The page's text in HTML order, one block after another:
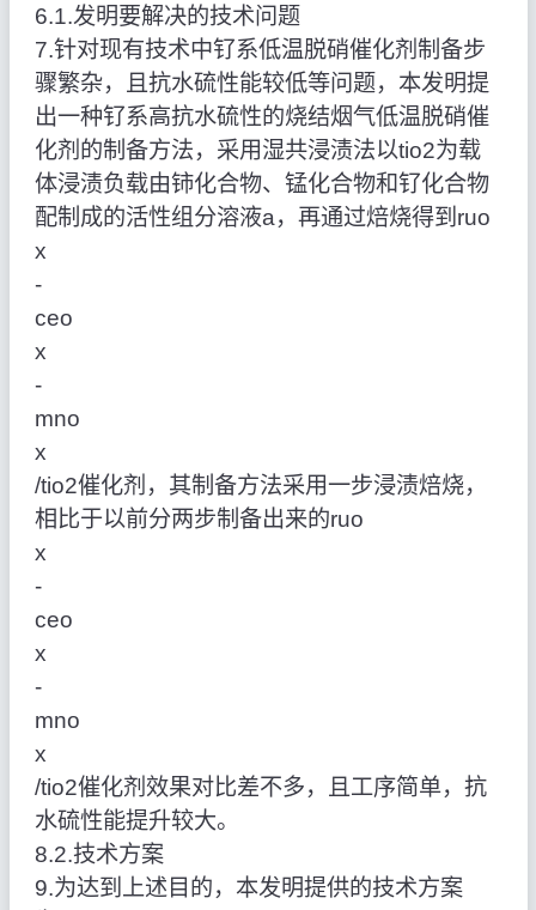
6.1.发明要解决的技术问题
7.针对现有技术中钌系低温脱硝催化剂制备步
骤繁杂，且抗水硫性能较低等问题，本发明提
出一种钌系高抗水硫性的烧结烟气低温脱硝催
化剂的制备方法，采用湿共浸渍法以tio2为载
体浸渍负载由铈化合物、锰化合物和钌化合物
配制成的活性组分溶液a，再通过焙烧得到ruo
x
‑
ceo
x
‑
mno
x
/tio2催化剂，其制备方法采用一步浸渍焙烧，
相比于以前分两步制备出来的ruo
x
‑
ceo
x
‑
mno
x
/tio2催化剂效果对比差不多，且工序简单，抗
水硫性能提升较大。
8.2.技术方案
9.为达到上述目的，本发明提供的技术方案